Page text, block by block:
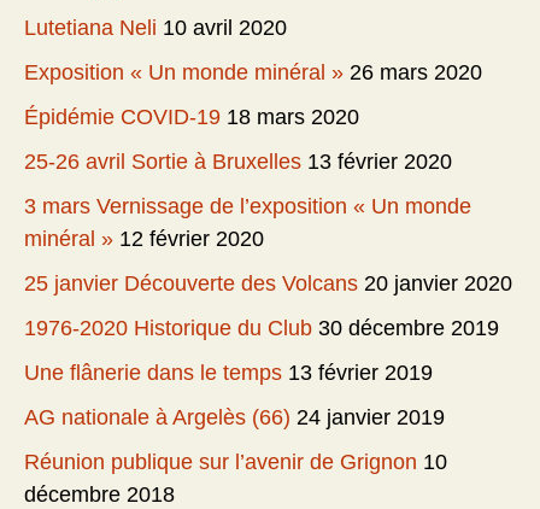
Lutetiana Neli 10 avril 2020
Exposition « Un monde minéral » 26 mars 2020
Épidémie COVID-19 18 mars 2020
25-26 avril Sortie à Bruxelles 13 février 2020
3 mars Vernissage de l’exposition « Un monde
minéral » 12 février 2020
25 janvier Découverte des Volcans 20 janvier 2020
1976-2020 Historique du Club 30 décembre 2019
Une flânerie dans le temps 13 février 2019
AG nationale à Argelès (66) 24 janvier 2019
Réunion publique sur l’avenir de Grignon 10
décembre 2018